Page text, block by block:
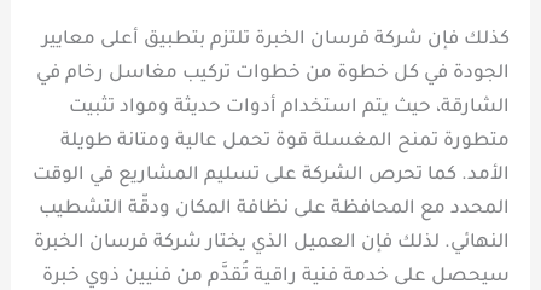
كذلك فإن شركة فرسان الخبرة تلتزم بتطبيق أعلى معايير
الجودة في كل خطوة من خطوات تركيب مغاسل رخام في
الشارقة، حيث يتم استخدام أدوات حديثة ومواد تثبيت
متطورة تمنح المغسلة قوة تحمل عالية ومتانة طويلة
الأمد. كما تحرص الشركة على تسليم المشاريع في الوقت
المحدد مع المحافظة على نظافة المكان ودقّة التشطيب
النهائي. لذلك فإن العميل الذي يختار شركة فرسان الخبرة
سيحصل على خدمة فنية راقية تُقدَّم من فنيين ذوي خبرة